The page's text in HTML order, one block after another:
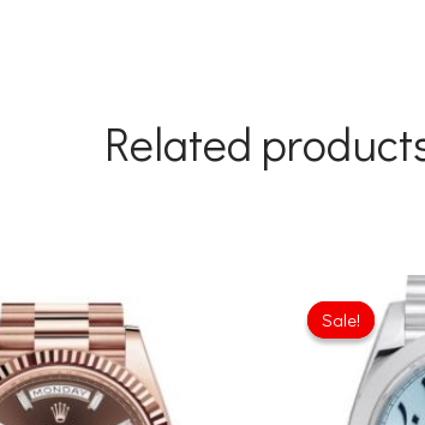
Related
price
was:
£1,032.00.
is:
£817.00.
Sale!
Sale!